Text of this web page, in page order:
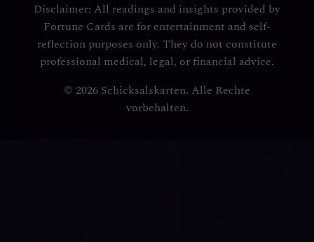
Disclaimer: All readings and insights provided by
Fortune Cards are for entertainment and self-
reflection purposes only. They do not constitute
professional medical, legal, or financial advice.
© 2026 Schicksalskarten. Alle Rechte
vorbehalten.